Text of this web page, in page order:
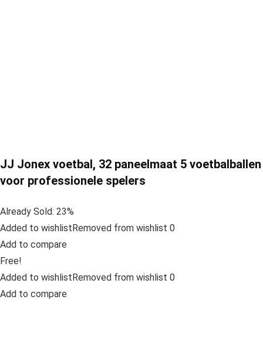
JJ Jonex voetbal, 32 paneelmaat 5 voetbalballen
voor professionele spelers
Already Sold: 23%
Added to wishlistRemoved from wishlist 0
Add to compare
Free!
Added to wishlistRemoved from wishlist 0
Add to compare